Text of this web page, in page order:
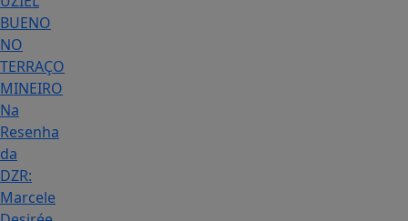
BUENO
NO
TERRAÇO
MINEIRO
Na
Resenha
da
DZR:
Marcele